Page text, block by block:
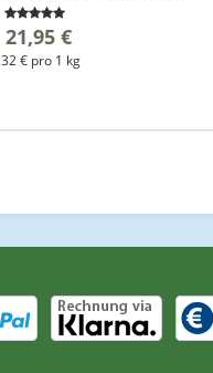
21,95 €
€ pro 1 kg